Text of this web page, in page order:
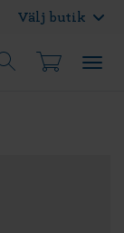
Välj butik